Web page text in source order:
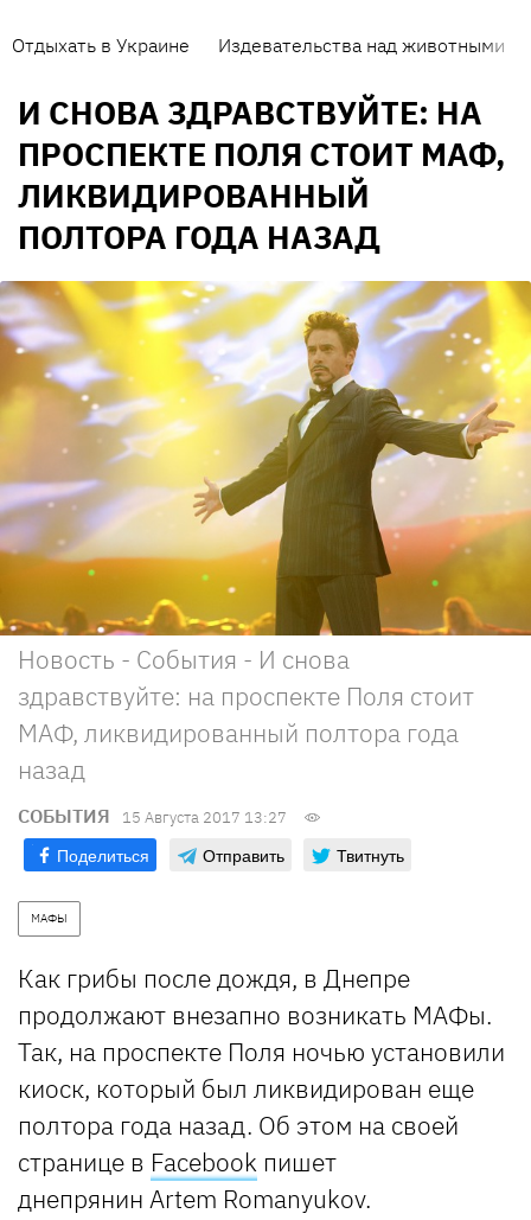
Отдыхать в Украине Издевательства над животными
И СНОВА ЗДРАВСТВУЙТЕ: НА
ПРОСПЕКТЕ ПОЛЯ СТОИТ МАФ,
ЛИКВИДИРОВАННЫЙ
ПОЛТОРА ГОДА НАЗАД
Новость - События - И снова
здравствуйте: на проспекте Поля стоит
МАФ, ликвидированный полтора года
назад
СОБЫТИЯ 15 Августа 2017 13:27
Поделиться Отправить Твитнуть
МАФЫ
Как грибы после дождя, в Днепре
продолжают внезапно возникать МАФы.
Так, на проспекте Поля ночью установили
киоск, который был ликвидирован еще
полтора года назад. Об этом на своей
странице в Facebook пишет
днепрянин Artem Romanyukov.